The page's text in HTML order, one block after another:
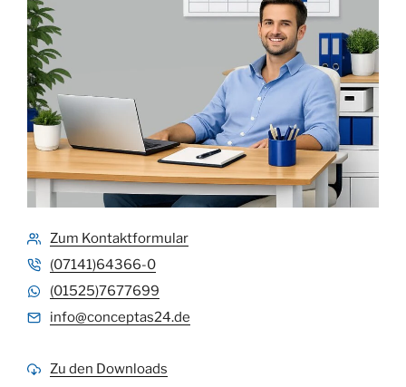
Zum Kontaktformular
(07141)64366-0
(01525)7677699
info@conceptas24.de
Zu den Downloads